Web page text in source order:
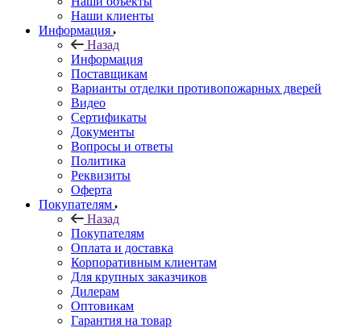
Наши клиенты
Информация
Назад
Информация
Поставщикам
Варианты отделки противопожарных дверей
Видео
Сертификаты
Документы
Вопросы и ответы
Политика
Реквизиты
Оферта
Покупателям
Назад
Покупателям
Оплата и доставка
Корпоративным клиентам
Для крупных заказчиков
Дилерам
Оптовикам
Гарантия на товар